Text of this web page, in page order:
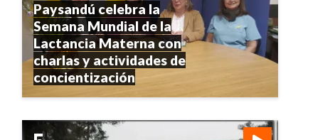
Paysandú celebra la
Semana Mundial de la
Lactancia Materna con
charlas y actividades de
concientización